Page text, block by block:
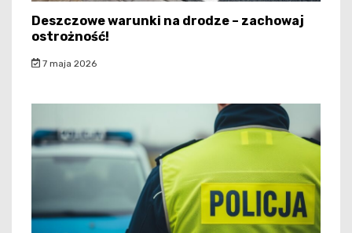
Deszczowe warunki na drodze – zachowaj
ostrożność!
7 maja 2026